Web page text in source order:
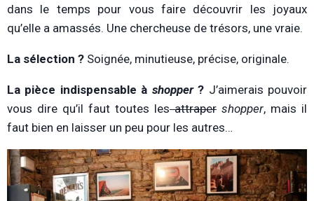
dans le temps pour vous faire découvrir les joyaux
qu’elle a amassés. Une chercheuse de trésors, une vraie.
La sélection ? Soignée, minutieuse, précise, originale.
La pièce indispensable à shopper? J’aimerais pouvoir
vous dire qu’il faut toutes lesattraper shopper, mais il
faut bien en laisser un peu pour les autres…